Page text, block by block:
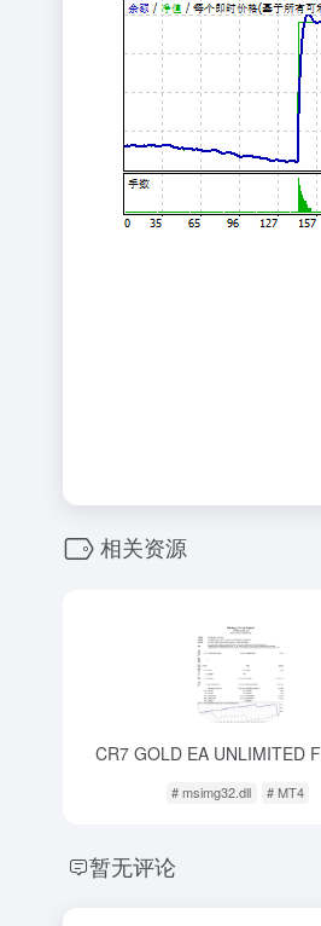
相关资源
CR7 GOLD EA UNLIMITED
# msimg32.dll # MT4
暂无评论